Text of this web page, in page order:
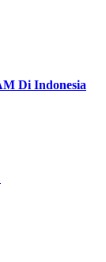
Di Indonesia